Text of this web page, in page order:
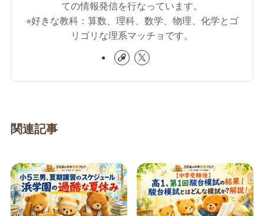
ての情報発信を行なっています。
⭐︎好きな教科：算数、理科、数学、物理、化学とゴ
リゴリな理系マッチョです。
関連記事